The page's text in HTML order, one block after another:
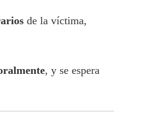
de la víctima,
, y se espera